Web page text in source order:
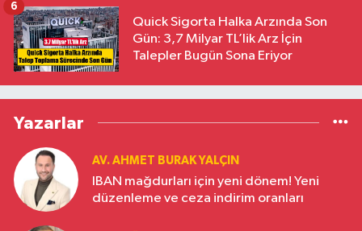
Quick Sigorta Halka Arzında Son
Gün: 3,7 Milyar TL’lik Arz İçin
Talepler Bugün Sona Eriyor
6
Yazarlar
AV. AHMET BURAK YALÇIN
IBAN mağdurları için yeni dönem! Yeni
düzenleme ve ceza indirim oranları